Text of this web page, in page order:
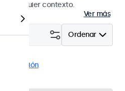
cualquier contexto.
Ver más
Ordenar
selección